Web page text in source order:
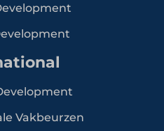
Vakbeurzen